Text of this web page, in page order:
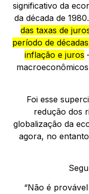
significativo da
da década de 1980.
das taxas de
período de
inflação e juros
Foi esse
redução dos
globalização da
agora, no
“Não é